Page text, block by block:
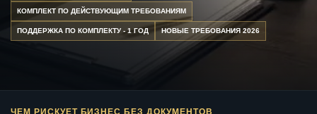
КОМПЛЕКТ ПО ДЕЙСТВУЮЩИМ ТРЕБОВАНИЯМ
ПОДДЕРЖКА ПО КОМПЛЕКТУ - 1 ГОД НОВЫЕ ТРЕБОВАНИЯ 2026
ЧЕМ РИСКУЕТ БИЗНЕС БЕЗ ДОКУМЕНТОВ